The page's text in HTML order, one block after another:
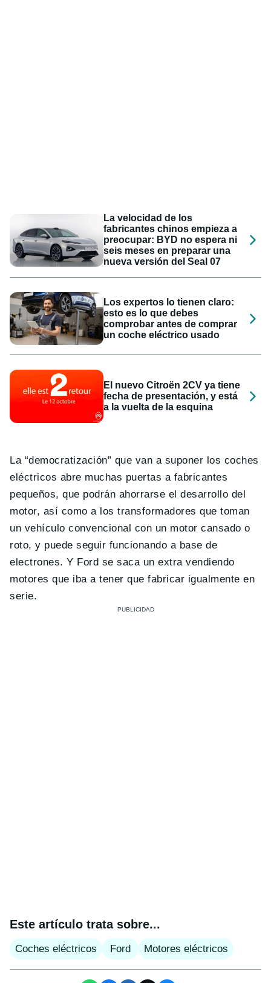
La velocidad de los
fabricantes chinos empieza a
preocupar: BYD no espera ni
seis meses en preparar una
nueva versión del Seal 07
Los expertos lo tienen claro:
esto es lo que debes
comprobar antes de comprar
un coche eléctrico usado
El nuevo Citroën 2CV ya tiene
fecha de presentación, y está
a la vuelta de la esquina
La “democratización” que van a suponer los coches
eléctricos abre muchas puertas a fabricantes
pequeños, que podrán ahorrarse el desarrollo del
motor, así como a los transformadores que toman
un vehículo convencional con un motor cansado o
roto, y puede seguir funcionando a base de
electrones. Y Ford se saca un extra vendiendo
motores que iba a tener que fabricar igualmente en
serie.
Este artículo trata sobre...
Coches eléctricos Ford Motores eléctricos